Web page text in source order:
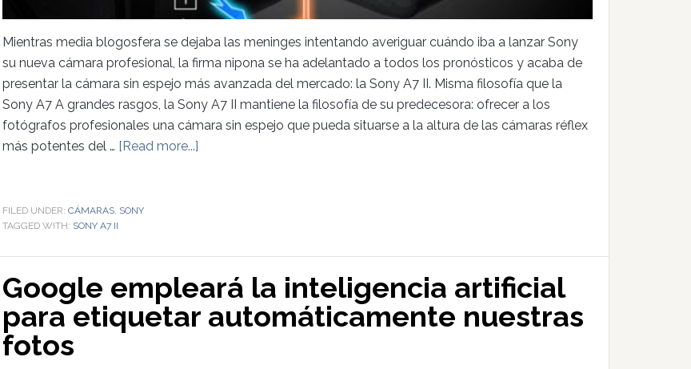
Mientras media blogosfera se dejaba las meninges intentando averiguar cuándo iba a lanzar Sony
su nueva cámara profesional, la firma nipona se ha adelantado a todos los pronósticos y acaba de
presentar la cámara sin espejo más avanzada del mercado: la Sony A7 II. Misma filosofía que la
Sony A7 A grandes rasgos, la Sony A7 II mantiene la filosofía de su predecesora: ofrecer a los
fotógrafos profesionales una cámara sin espejo que pueda situarse a la altura de las cámaras réflex
más potentes del … [Read more...]
FILED UNDER: CÁMARAS, SONY
TAGGED WITH: SONY A7 II
Google empleará la inteligencia artificial
para etiquetar automáticamente nuestras
fotos